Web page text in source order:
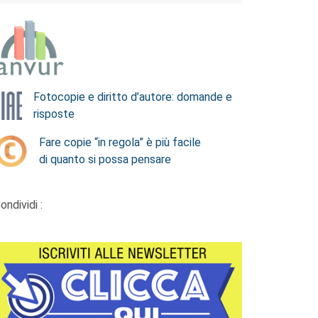
Fotocopie e diritto d’autore: domande e
risposte
Fare copie “in regola” è più facile
di quanto si possa pensare
: